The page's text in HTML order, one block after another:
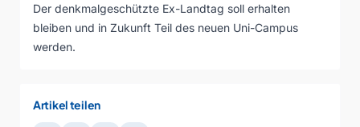
Der denkmalgeschützte Ex-Landtag soll erhalten
bleiben und in Zukunft Teil des neuen Uni-Campus
werden.
Artikel teilen